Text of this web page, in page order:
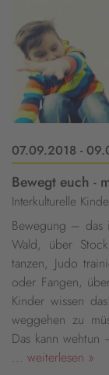
07.09.2018 -
Bewegt euch -
Interkulturelle
Bewegung – das
Wald, über
tanzen, Judo
oder Fangen,
Kinder wissen
weggehen zu
Das kann wehtun
... weiterlesen »